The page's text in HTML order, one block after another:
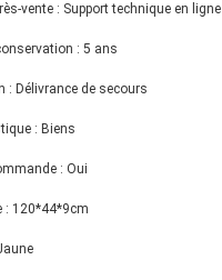
vente : Support technique en ligne
: 5 ans
: Délivrance de secours
: Biens
: Oui
: 120*44*9cm